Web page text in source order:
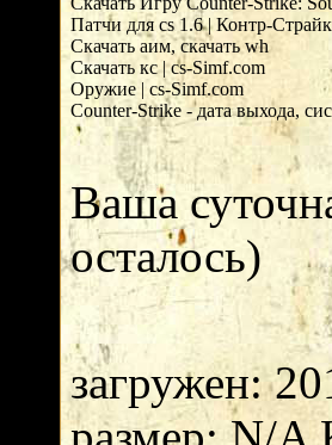
Патчи для cs 1.6 | Контр-
Скачать аим, скачать wh
Скачать кс | cs-Simf.com
Оружие | cs-Simf.com
Counter-Strike - дата выхода,
Ваша
осталось)
загружен: